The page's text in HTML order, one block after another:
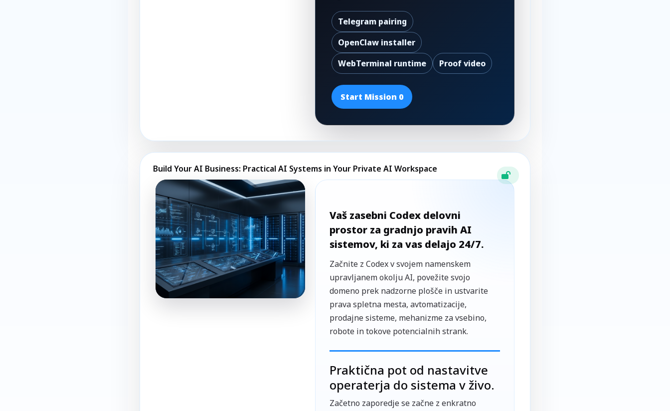
Telegram pairing
OpenClaw installer
WebTerminal runtime
Proof video
Start Mission 0
Build Your AI Business: Practical AI Systems in Your Private AI Workspace
Vaš zasebni Codex delovni
prostor za gradnjo pravih AI
sistemov, ki za vas delajo 24/7.
Začnite z Codex v svojem namenskem
upravljanem okolju AI, povežite svojo
domeno prek nadzorne plošče in ustvarite
prava spletna mesta, avtomatizacije,
prodajne sisteme, mehanizme za vsebino,
robote in tokove potencialnih strank.
Praktična pot od nastavitve
operaterja do sistema v živo.
Začetno zaporedje se začne z enkratno